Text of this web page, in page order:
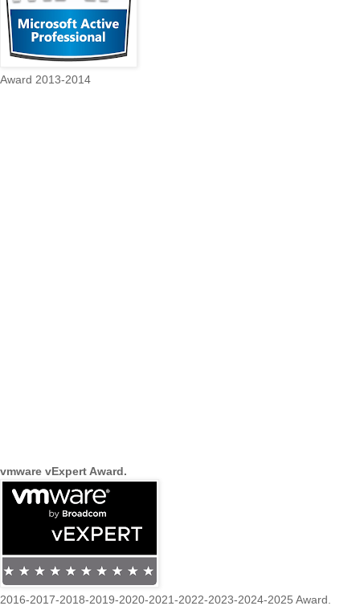
Award 2013-2014
vmware vExpert Award.
2016-2017-2018-2019-2020-2021-2022-2023-2024-2025 Award.